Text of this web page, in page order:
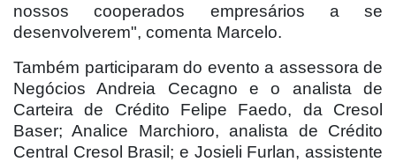
nossos cooperados empresários a se
desenvolverem", comenta Marcelo.
Também participaram do evento a assessora de
Negócios Andreia Cecagno e o analista de
Carteira de Crédito Felipe Faedo, da Cresol
Baser; Analice Marchioro, analista de Crédito
Central Cresol Brasil; e Josieli Furlan, assistente